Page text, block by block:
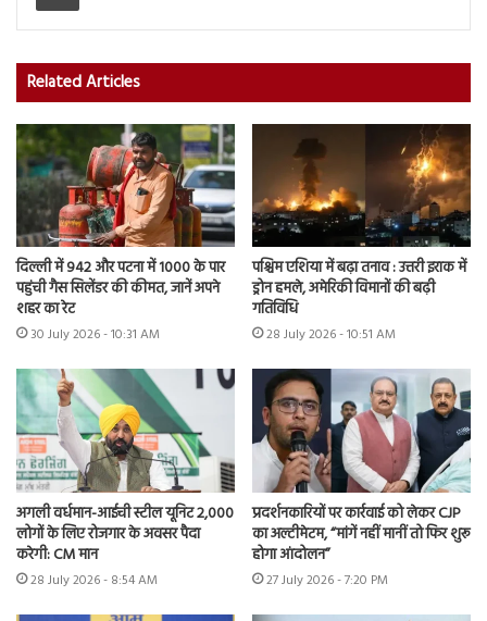
Related Articles
दिल्ली में 942 और पटना में 1000 के पार
पहुंची गैस सिलेंडर की कीमत, जानें अपने
शहर का रेट
30 July 2026 - 10:31 AM
पश्चिम एशिया में बढ़ा तनाव : उत्तरी इराक में
ड्रोन हमले, अमेरिकी विमानों की बढ़ी
गतिविधि
28 July 2026 - 10:51 AM
अगली वर्धमान-आईची स्टील यूनिट 2,000
लोगों के लिए रोजगार के अवसर पैदा
करेगी: CM मान
28 July 2026 - 8:54 AM
प्रदर्शनकारियों पर कार्रवाई को लेकर CJP
का अल्टीमेटम, “मांगें नहीं मानीं तो फिर शुरू
होगा आंदोलन”
27 July 2026 - 7:20 PM